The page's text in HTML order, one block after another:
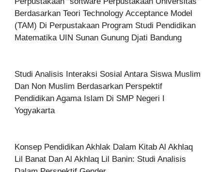
Berdasarkan Teori Technology Acceptance Model
(TAM) Di Perpustakaan Program Studi Pendidikan
Matematika UIN Sunan Gunung Djati Bandung
Studi Analisis Interaksi Sosial Antara Siswa Muslim
Dan Non Muslim Berdasarkan Perspektif
Pendidikan Agama Islam Di SMP Negeri I
Yogyakarta
Konsep Pendidikan Akhlak Dalam Kitab Al Akhlaq
Lil Banat Dan Al Akhlaq Lil Banin: Studi Analisis